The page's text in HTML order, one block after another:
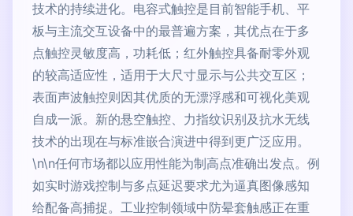
技术的持续进化。电容式触控是目前智能手机、平
板与主流交互设备中的最普遍方案，其优点在于多
点触控灵敏度高，功耗低；红外触控具备耐零外观
的较高适应性，适用于大尺寸显示与公共交互区；
表面声波触控则因其优质的无漂浮感和可视化美观
自成一派。新的悬空触控、力指纹识别及抗水无线
技术的出现在与标准嵌合演进中得到更广泛应用。
\n\n任何市场都以应用性能为制高点准确出发点。例
如实时游戏控制与多点延迟要求尤为逼真图像感知
给配备高捕捉。工业控制领域中防晕套触感正在重